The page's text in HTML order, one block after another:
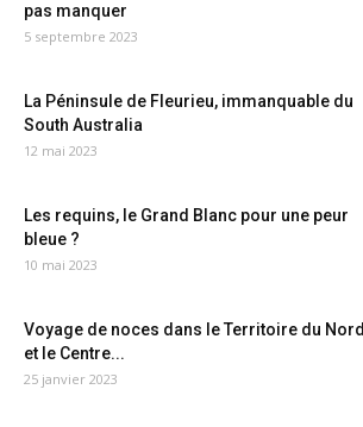
pas manquer
5 septembre 2023
La Péninsule de Fleurieu, immanquable du
South Australia
12 mai 2023
Les requins, le Grand Blanc pour une peur
bleue ?
10 mai 2023
Voyage de noces dans le Territoire du Nord
et le Centre...
25 janvier 2023